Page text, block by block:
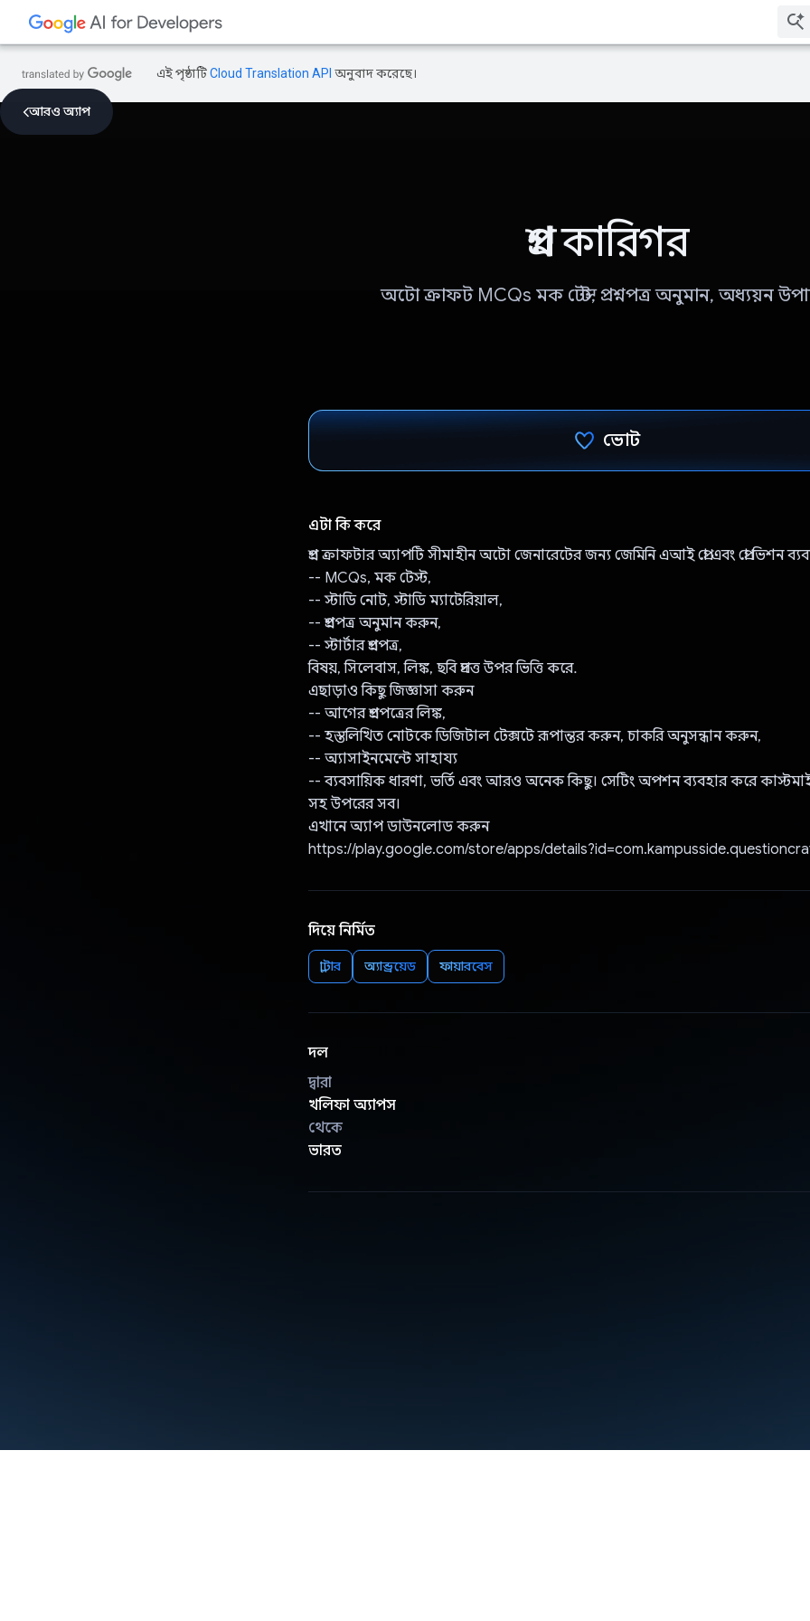
এই পৃষ্ঠাটিCloud Translation API অনুবাদ করেছে।
আরও অ্যাপ
প্রশ্ন কারিগর
অটো ক্রাফট MCQs মক টেস্ট, প্রশ্নপত্র অনুমান, অধ্যয়ন
ভোট
এটা কি করে
প্রশ্ন ক্রাফটার অ্যাপটি সীমাহীন অটো জেনারেটের জন্য জেমিনি এআই প্রো এবং প্রো ভিশন
-- MCQs, মক টেস্ট,
-- স্টাডি নোট, স্টাডি ম্যাটেরিয়াল,
-- প্রশ্নপত্র অনুমান করুন,
-- স্টার্টার প্রশ্নপত্র,
বিষয়, সিলেবাস, লিঙ্ক, ছবি প্রদত্ত উপর ভিত্তি করে.
এছাড়াও কিছু জিজ্ঞাসা করুন
-- আগের প্রশ্নপত্রের লিঙ্ক,
-- হস্তলিখিত নোটকে ডিজিটাল টেক্সটে রূপান্তর করুন, চাকরি অনুসন্ধান করুন,
-- অ্যাসাইনমেন্টে সাহায্য
-- ব্যবসায়িক ধারণা, ভর্তি এবং আরও অনেক কিছু। সেটিং অপশন ব্যবহার করে
সহ উপরের সব।
এখানে অ্যাপ ডাউনলোড করুন
https://play.google.com/store/apps/
দিয়ে নির্মিত
ফ্লাটার অ্যান্ড্রয়েড ফায়ারবেস
দল
দ্বারা
খলিফা অ্যাপস
থেকে
ভারত